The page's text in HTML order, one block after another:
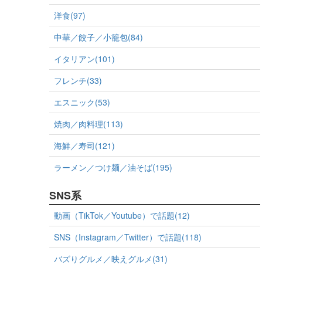
洋食(97)
中華／餃子／小籠包(84)
イタリアン(101)
フレンチ(33)
エスニック(53)
焼肉／肉料理(113)
海鮮／寿司(121)
ラーメン／つけ麺／油そば(195)
SNS系
動画（TikTok／Youtube）で話題(12)
SNS（Instagram／Twitter）で話題(118)
バズりグルメ／映えグルメ(31)